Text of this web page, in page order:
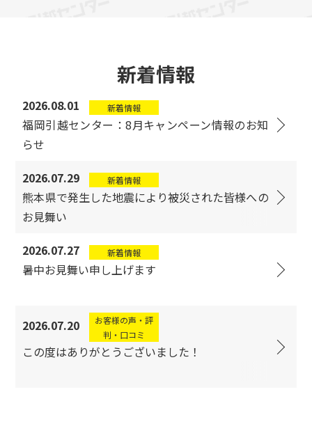
新着情報
2026.08.01 新着情報
福岡引越センター：8月キャンペーン情報のお知
らせ
2026.07.29
新着情報
熊本県で発生した地震により被災された皆様への
お見舞い
2026.07.27
新着情報
暑中お見舞い申し上げます
2026.07.20
お客様の声・評
判・口コミ
この度はありがとうございました！